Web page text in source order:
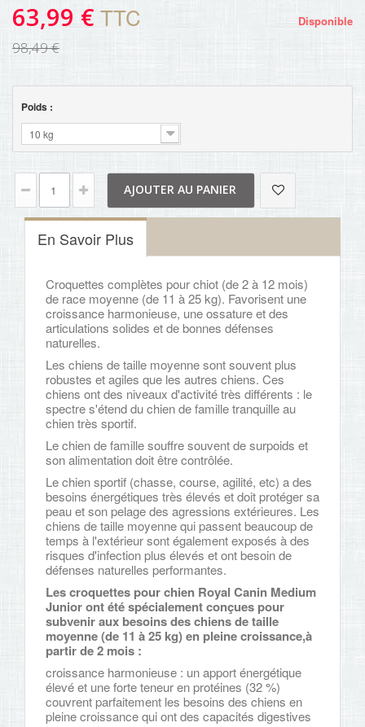
63,99 € TTC
98,49 €
Disponible
Poids :
10 kg
AJOUTER AU PANIER
En Savoir Plus
Croquettes complètes pour chiot (de 2 à 12 mois)
de race moyenne (de 11 à 25 kg). Favorisent une
croissance harmonieuse, une ossature et des
articulations solides et de bonnes défenses
naturelles.
Les chiens de taille moyenne sont souvent plus
robustes et agiles que les autres chiens. Ces
chiens ont des niveaux d'activité très différents : le
spectre s'étend du chien de famille tranquille au
chien très sportif.
Le chien de famille souffre souvent de surpoids et
son alimentation doit être contrôlée.
Le chien sportif (chasse, course, agilité, etc) a des
besoins énergétiques très élevés et doit protéger sa
peau et son pelage des agressions extérieures. Les
chiens de taille moyenne qui passent beaucoup de
temps à l'extérieur sont également exposés à des
risques d'infection plus élevés et ont besoin de
défenses naturelles performantes.
Les croquettes pour chien Royal Canin Medium
Junior ont été spécialement conçues pour
subvenir aux besoins des chiens de taille
moyenne (de 11 à 25 kg) en pleine croissance,à
partir de 2 mois :
croissance harmonieuse : un apport énergétique
élevé et une forte teneur en protéines (32 %)
couvrent parfaitement les besoins des chiens en
pleine croissance qui ont des capacités digestives